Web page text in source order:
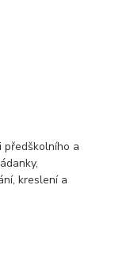
předškolního a
kreslení a